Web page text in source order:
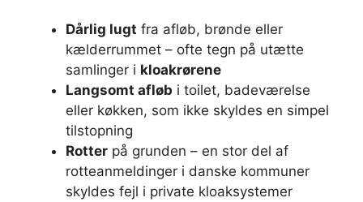
Dårlig lugt fra afløb, brønde eller
kælderrummet – ofte tegn på utætte
samlinger i kloakrørene
Langsomt afløb i toilet, badeværelse
eller køkken, som ikke skyldes en simpel
tilstopning
Rotter på grunden – en stor del af
rotteanmeldinger i danske kommuner
skyldes fejl i private kloaksystemer